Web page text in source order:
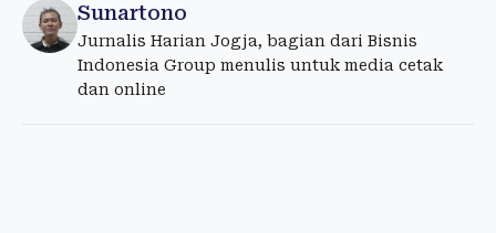
Sunartono
Jurnalis Harian Jogja, bagian dari Bisnis
Indonesia Group menulis untuk media cetak
dan online